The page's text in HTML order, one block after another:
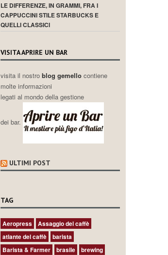
LE DIFFERENZE, IN GRAMMI, FRA I
CAPPUCCINI STILE STARBUCKS E
QUELLI CLASSICI
VISITA APRIRE UN BAR
visita il nostro blog gemello contiene
molte informazioni
legati al mondo della gestione
dei bar.
ULTIMI POST
TAG
Aeropress
Assaggio del caffè
atlante del caffè
barista
Barista & Farmer
brasile
brewing